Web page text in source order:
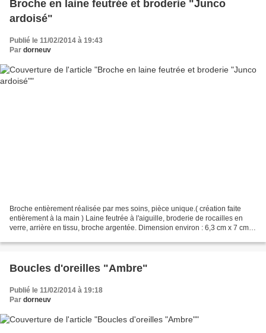
Broche en laine feutrée et broderie "Junco
ardoisé"
Publié le 11/02/2014 à 19:43
Par dorneuv
Broche entièrement réalisée par mes soins, pièce unique.( création faite
entièrement à la main ) Laine feutrée à l'aiguille, broderie de rocailles en
verre, arrière en tissu, broche argentée. Dimension environ : 6,3 cm x 7 cm
Boucles d'oreilles "Ambre"
Publié le 11/02/2014 à 19:18
Par dorneuv